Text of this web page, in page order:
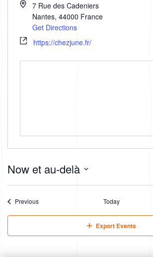
7 Rue des Cadeniers
Nantes, 44000 France
Get Directions
https://chezjune.fr/
Now et au-delà
c
d
PreviousEvents Today
Export Events